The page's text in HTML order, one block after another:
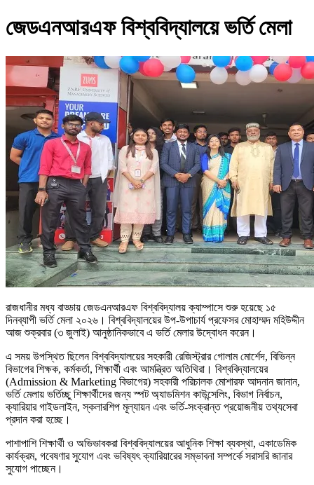
জেডএনআরএফ বিশ্ববিদ্যালয়ে ভর্তি মেলা
রাজধানীর মধ্য বাড্ডায় জেডএনআরএফ বিশ্ববিদ্যালয় ক্যাম্পাসে শুরু হয়েছে ১৫
দিনব্যাপী ভর্তি মেলা ২০২৬। বিশ্ববিদ্যালয়ের উপ-উপাচার্য প্রফেসর মোহাম্মদ মহিউদ্দীন
আজ শুক্রবার (৩ জুলাই) আনুষ্ঠানিকভাবে এ ভর্তি মেলার উদ্বোধন করেন।
এ সময় উপস্থিত ছিলেন বিশ্ববিদ্যালয়ের সহকারী রেজিস্ট্রার গোলাম মোর্শেদ, বিভিন্ন
বিভাগের শিক্ষক, কর্মকর্তা, শিক্ষার্থী এবং আমন্ত্রিত অতিথিরা। বিশ্ববিদ্যালয়ের
(Admission & Marketing বিভাগের) সহকারী পরিচালক মোশারফ আদনান জানান,
ভর্তি মেলায় ভর্তিচ্ছু শিক্ষার্থীদের জন্য স্পট অ্যাডমিশন কাউন্সেলিং, বিভাগ নির্বাচন,
ক্যারিয়ার গাইডলাইন, স্কলারশিপ মূল্যায়ন এবং ভর্তি-সংক্রান্ত প্রয়োজনীয় তথ্যসেবা
প্রদান করা হচ্ছে।
পাশাপাশি শিক্ষার্থী ও অভিভাবকরা বিশ্ববিদ্যালয়ের আধুনিক শিক্ষা ব্যবস্থা, একাডেমিক
কার্যক্রম, গবেষণার সুযোগ এবং ভবিষ্যৎ ক্যারিয়ারের সম্ভাবনা সম্পর্কে সরাসরি জানার
সুযোগ পাচ্ছেন।